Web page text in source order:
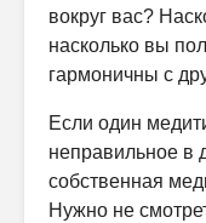
вокруг вас?
насколько вы
гармоничны с
Если один
неправильное в
собственная
Нужно не